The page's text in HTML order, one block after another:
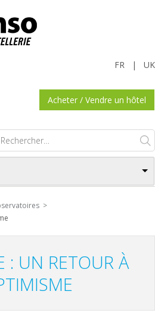
UK
|
FR
Acheter / Vendre un hôtel
:
>
: UN RETOUR À